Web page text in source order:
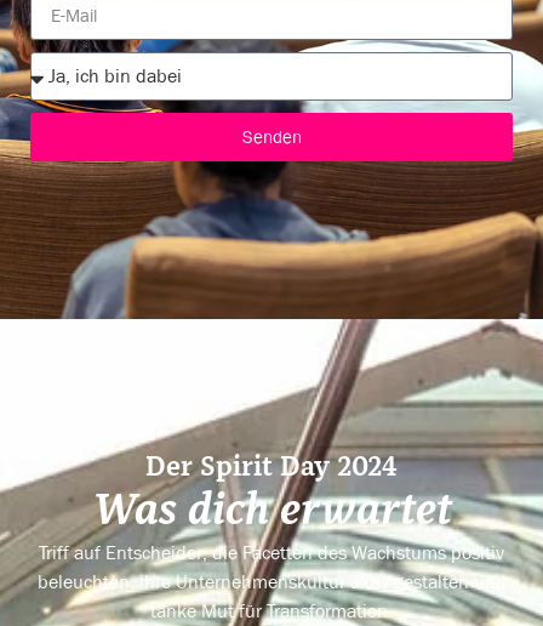
Senden
Der Spirit Day 2024
Was dich erwartet
Triff auf Entscheider, die Facetten des Wachstums positiv
beleuchten, ihre Unternehmenskultur aktiv gestalten und
tanke Mut für Transformation.